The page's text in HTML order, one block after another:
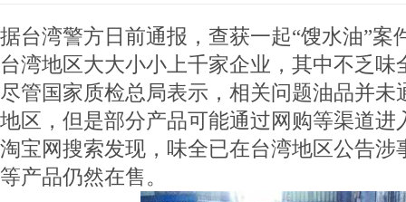
据台湾警方日前通报，查获一起“馊水油”案
台湾地区大大小小上千家企业，其中不乏味
尽管国家质检总局表示，相关问题油品并未
地区，但是部分产品可能通过网购等渠道进
淘宝网搜索发现，味全已在台湾地区公告涉
等产品仍然在售。